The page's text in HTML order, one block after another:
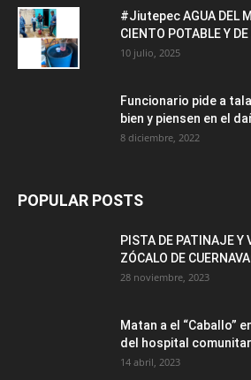
#Jiutepec AGUA DEL
CIENTO POTABLE Y DE
10 julio, 2025
Funcionario pide a
bien y piensen en el
8 diciembre, 2022
POPULAR POSTS
PISTA DE PATINAJE Y
ZÓCALO DE
28 noviembre, 2023
Matan a el “Caballo”
del hospital
14 abril, 2023